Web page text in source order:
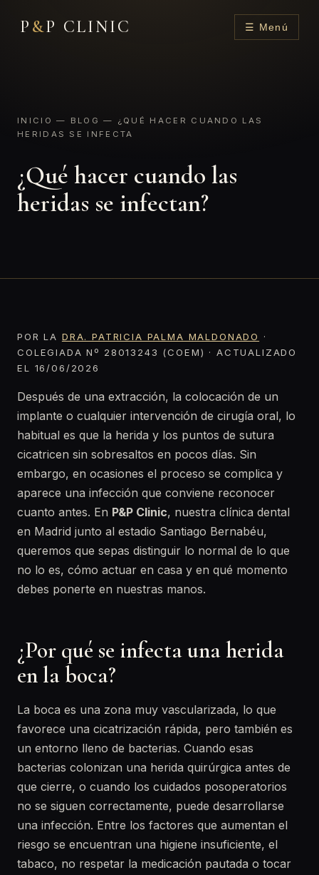
P &P CLINIC ☰ Menú
INICIO — BLOG — ¿QUÉ HACER CUANDO LAS
HERIDAS SE INFECTA
¿Qué hacer cuando las
heridas se infectan?
POR LA DRA. PATRICIA PALMA MALDONADO
·
COLEGIADA Nº 28013243 (COEM) · ACTUALIZADO
EL 16/06/2026
Después de una extracción, la colocación de un
implante o cualquier intervención de cirugía oral, lo
habitual es que la herida y los puntos de sutura
cicatricen sin sobresaltos en pocos días. Sin
embargo, en ocasiones el proceso se complica y
aparece una infección que conviene reconocer
cuanto antes. En P&P Clinic, nuestra clínica dental
en Madrid junto al estadio Santiago Bernabéu,
queremos que sepas distinguir lo normal de lo que
no lo es, cómo actuar en casa y en qué momento
debes ponerte en nuestras manos.
¿Por qué se infecta una herida
en la boca?
La boca es una zona muy vascularizada, lo que
favorece una cicatrización rápida, pero también es
un entorno lleno de bacterias. Cuando esas
bacterias colonizan una herida quirúrgica antes de
que cierre, o cuando los cuidados posoperatorios
no se siguen correctamente, puede desarrollarse
una infección. Entre los factores que aumentan el
riesgo se encuentran una higiene insuficiente, el
tabaco, no respetar la medicación pautada o tocar